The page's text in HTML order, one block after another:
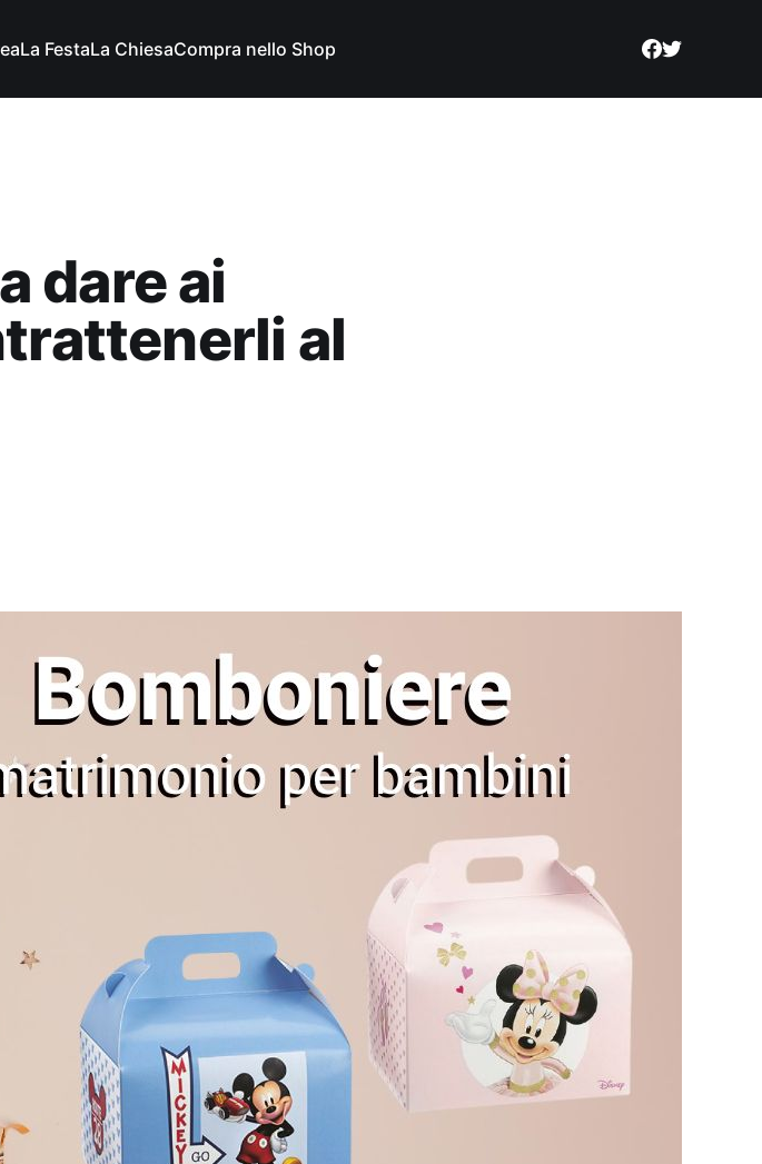
La FestaLa ChiesaCompra nello Shop
dare ai
al